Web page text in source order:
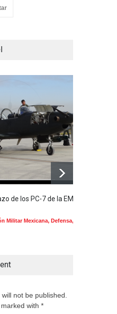
de los PC-7 de la EMA en
Militar Mexicana, Defensa,
not be published.
with *